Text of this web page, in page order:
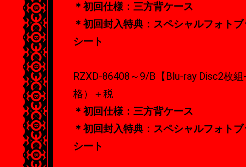
＊初回仕様：三方背ケース
＊初回封入特典：スペシャルフォト
シート
RZXD-86408～9/B【Blu-ray Disc2枚
格）＋税
＊初回仕様：三方背ケース
＊初回封入特典：スペシャルフォト
シート